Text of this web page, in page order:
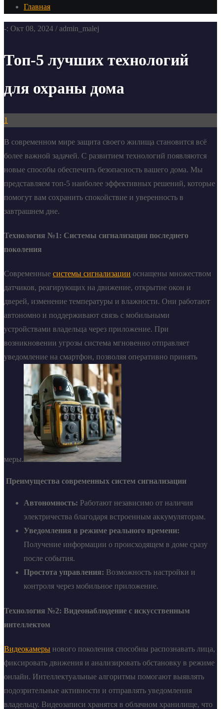
Главная
-: Окт 08, 2024 / admin_malej
Топ-5 лучших технологий
для охраны дома
1
В современном мире защита своего жилища становится всё
более важной задачей. С развитием технологий появляются
новые способы обеспечить безопасность вашего дома. Мы
представляем топ-5 наиболее эффективных решений, которые
помогут вам сохранить спокойствие и уверенность в
завтрашнем дне.
Технология №1: Системы сигнализации последнего
поколения
Современные системы сигнализации оснащены множеством
датчиков, реагирующих на движение, открытие окон и
дверей, изменение температуры и влажности. Они работают
автономно и поддерживают связь с мобильными
устройствами владельца через приложение. При
возникновении угрозы система мгновенно отправляет
уведомление на смартфон, позволяя оперативно принять
меры.
Преимущества современных систем сигнализации
Автономность: Работают независимо от наличия
электричества благодаря встроенным аккумуляторам.
Уведомления в режиме реального времени:
Получение информации о происходящем в доме сразу
после события.
Простота управления: Возможность настройки и
контроля через мобильное приложение.
Технология №2: Видеонаблюдение с искусственным
интеллектом
Видеокамеры нового поколения способны распознавать лица,
фиксировать движения и анализировать обстановку в режиме
онлайн. Интеллектуальные алгоритмы помогают выявлять
подозрительные активности и отправлять уведомления
владельцу. Видеозаписи хранятся в облачном хранилище, что